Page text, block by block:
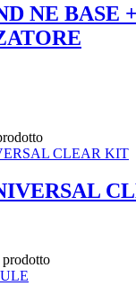
NE BASE +